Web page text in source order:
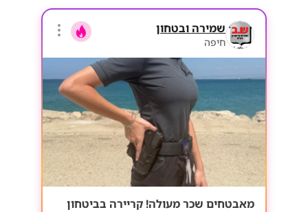
שמירה ובטחון
חיפה
מאבטחים שכר מעולה! קריירה בביטחון